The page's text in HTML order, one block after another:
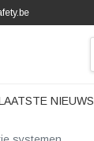
NIEUWS